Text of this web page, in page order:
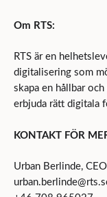
Om RTS:
RTS är en
digitalisering som
skapa en hållbar
erbjuda rätt digitala
KONTAKT FÖR
Urban Berlinde,